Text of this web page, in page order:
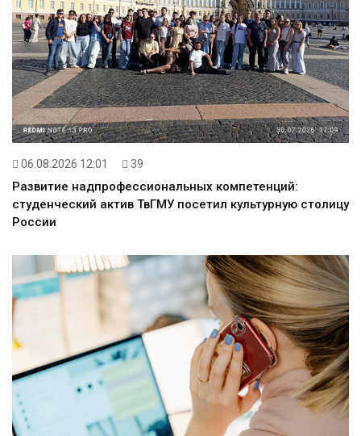
06.08.2026 12:01 39
Развитие надпрофессиональных компетенций:
студенческий актив ТвГМУ посетил культурную столицу
России